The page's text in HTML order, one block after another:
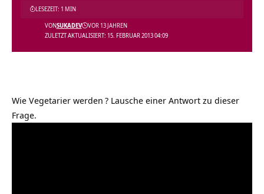
ZULETZT AKTUALISIERT: 15. FEBRUAR 2013 04:09
VONSUKADEV VOR 13 JAHREN
LESEZEIT: 1 MIN
Wie Vegetarier werden ? Lausche einer Antwort zu dieser
Frage.